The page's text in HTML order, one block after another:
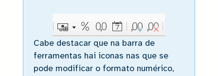
Cabe destacar que na barra de
ferramentas hai iconas nas que se
pode modificar o formato numérico,